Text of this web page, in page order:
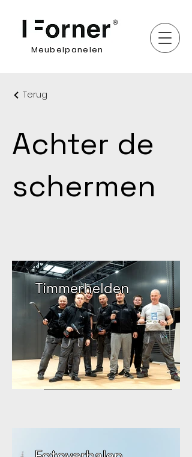
Meubelpanelen
Terug
Achter de
schermen
Timmerhelden